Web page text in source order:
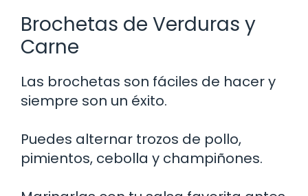
Brochetas de Verduras y
Carne
Las brochetas son fáciles de hacer y
siempre son un éxito.
Puedes alternar trozos de pollo,
pimientos, cebolla y champiñones.